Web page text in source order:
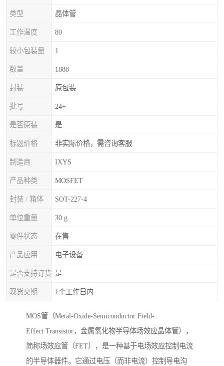
类型 晶体管
工作温度 80
较小包装量 1
数量 1888
封装 原包装
批号 24+
是否原装 是
标题价格 非实际价格，需咨询客服
制造商 IXYS
产品种类 MOSFET
封装 / 箱体 SOT-227-4
单位重量 30 g
零件状态 在售
产品应用 电子设备
是否支持订货 是
现货交期 1个工作日内
MOS管（Metal-Oxide-Semiconductor Field-
Effect Transistor，金属氧化物半导体场效应晶体管），
简称场效应管（FET），是一种基于电场效应控制电流
的半导体器件。它通过电压（而非电流）控制导电沟